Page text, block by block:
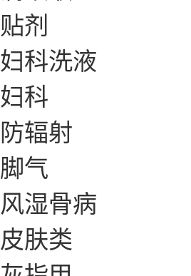
贴剂
妇科洗液
妇科
防辐射
脚气
风湿骨病
皮肤类